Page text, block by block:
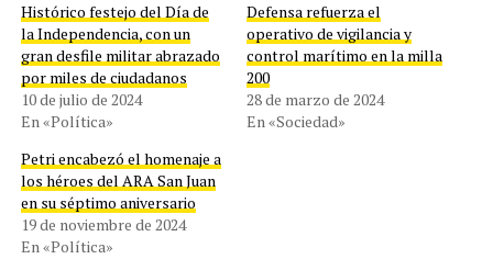
Histórico festejo del Día de
la Independencia, con un
gran desfile militar abrazado
por miles de ciudadanos
10 de julio de 2024
En «Política»
Defensa refuerza el
operativo de vigilancia y
control marítimo en la milla
200
28 de marzo de 2024
En «Sociedad»
Petri encabezó el homenaje a
los héroes del ARA San Juan
en su séptimo aniversario
19 de noviembre de 2024
En «Política»